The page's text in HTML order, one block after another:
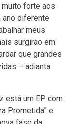
muito forte aos
ano diferente
meus
surgirão em
que grandes
– adianta
está um EP com
Prometida” e